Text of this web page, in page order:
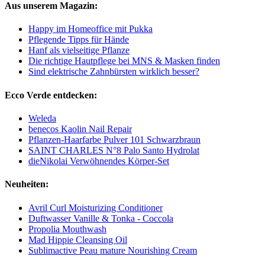
Aus unserem Magazin:
Happy im Homeoffice mit Pukka
Pflegende Tipps für Hände
Hanf als vielseitige Pflanze
Die richtige Hautpflege bei MNS & Masken finden
Sind elektrische Zahnbürsten wirklich besser?
Ecco Verde entdecken:
Weleda
benecos Kaolin Nail Repair
Pflanzen-Haarfarbe Pulver 101 Schwarzbraun
SAINT CHARLES N°8 Palo Santo Hydrolat
dieNikolai Verwöhnendes Körper-Set
Neuheiten:
Avril Curl Moisturizing Conditioner
Duftwasser Vanille & Tonka - Coccola
Propolia Mouthwash
Mad Hippie Cleansing Oil
Sublimactive Peau mature Nourishing Cream